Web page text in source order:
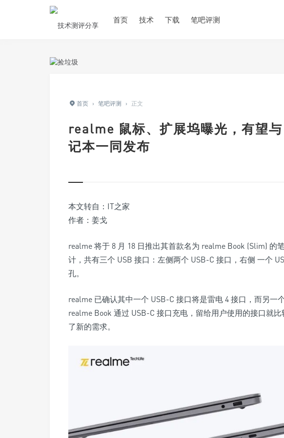
首页 技术 下载 笔吧评测
首页 › 笔吧评测 › 正文
realme 鼠标、扩展坞曝光，有望
记本一同发布
本文转自：IT之家
作者：姜戈
realme 将于 8 月 18 日推出其首款名为 realme Book (Slim) 的
计，共有三个 USB 接口： 左侧两个 USB-C 接口，右侧 一个
孔。
realme 已确认其中一个 USB-C 接口将是雷电 4 接口，而另一
realme Book 通过 USB-C 接口充电，留给用户使用的接口就
了新的需求。